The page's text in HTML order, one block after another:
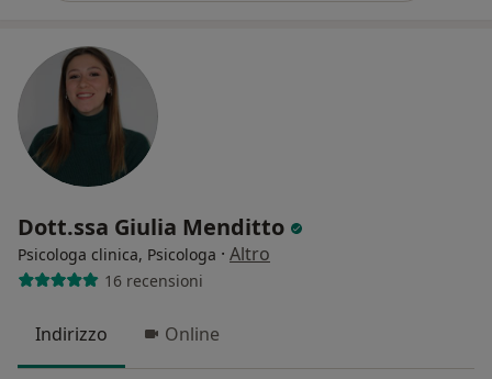
Dott.ssa Giulia Menditto
Psicologa clinica, Psicologa · Altro
16 recensioni
Indirizzo Online